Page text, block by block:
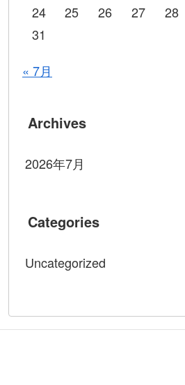
24
25 26 27 28
31
« 7月
Archives
2026年7月
Categories
Uncategorized